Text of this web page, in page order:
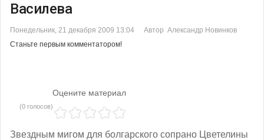
Василева
Понедельник, 21 декабря 2009 13:04
Автор Александр Новинков
Станьте первым комментатором!
Оцените материал
(0 голосов)
Звездным мигом для болгарского сопрано Цветелины